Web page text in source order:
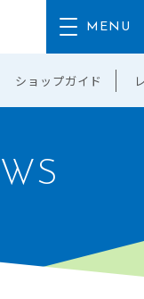
ショップガイド